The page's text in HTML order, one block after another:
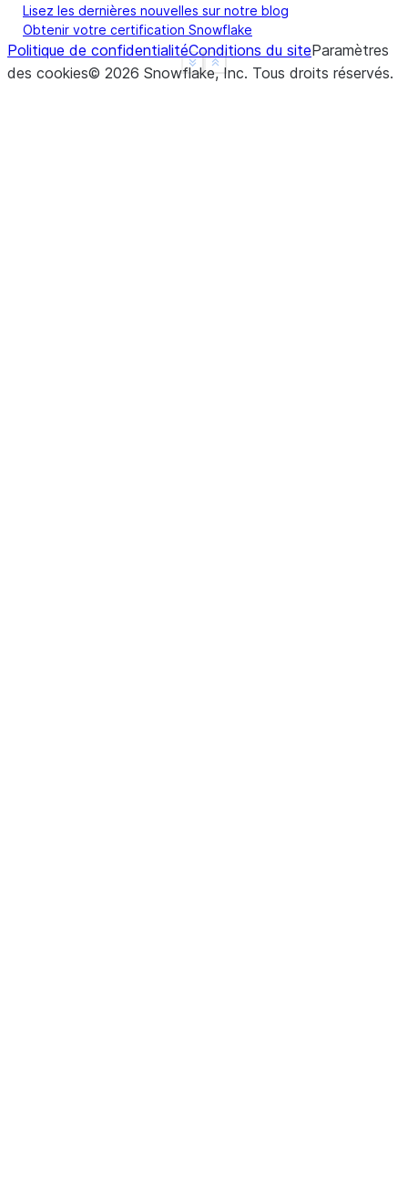
Show less
See more
Lisez les dernières nouvelles sur notre blog
Obtenir votre certification Snowflake
Politique de confidentialitéConditions du siteParamètres
des cookies© 2026 Snowflake, Inc. Tous droits réservés.